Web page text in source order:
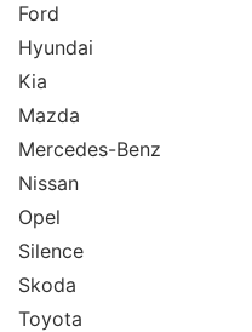
Ford
Hyundai
Kia
Mazda
Mercedes-Benz
Nissan
Opel
Silence
Skoda
Toyota